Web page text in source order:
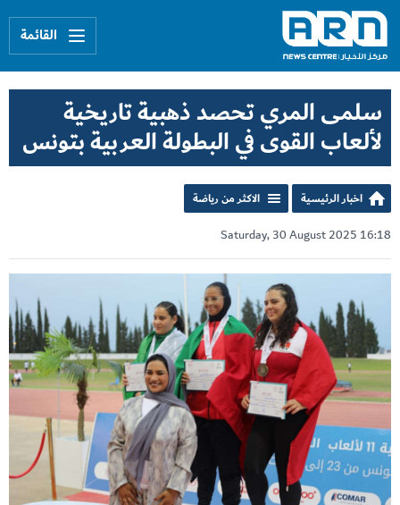
القائمة
سلمى المري تحصد ذهبية تاريخية
لألعاب القوى في البطولة العربية بتونس
اخبار الرئيسية
الاكثر من رياضة
Saturday, 30 August 2025 16:18